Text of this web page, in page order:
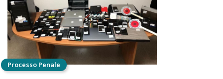
Processo Penale